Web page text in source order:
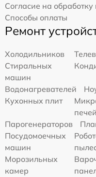
Согласие на
Способы оплаты
Ремонт
Холодильников
Стиральных
машин
Водонагревателей
Кухонных плит
печей
Парогенераторов
Посудомоечных
машин
Морозильных
камер